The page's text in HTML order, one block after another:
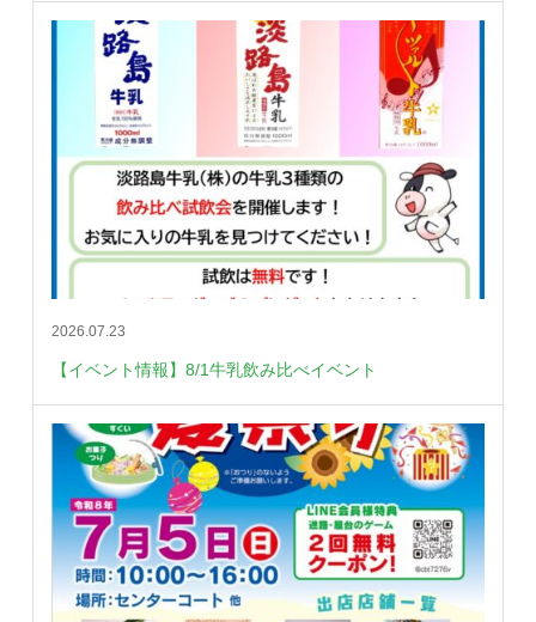
2026.07.23
【イベント情報】8/1牛乳飲み比べイベント